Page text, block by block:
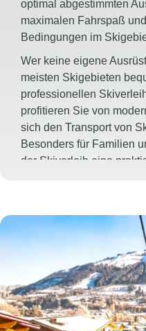
optimal abgestimmten
maximalen Fahrspaß
Bedingungen im
Wer keine eigene
meisten Skigebieten
professionellen
profitieren Sie von
sich den Transport von
Besonders für Familien
der Skiverleih eine
Snowboardkurse für
Leistungsgruppen an.
die wichtigsten
schnell Sicherheit auf
fortgeschrittene
Fahrtechnik in
und das Beste aus